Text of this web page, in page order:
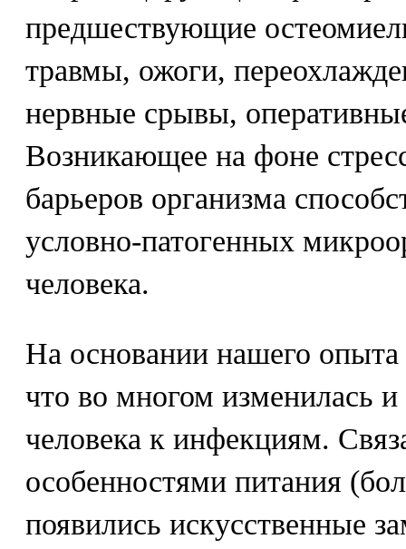
предшествующие
травмы, ожоги,
нервные срывы,
Возникающее на фоне
барьеров организма
условно-патогенных
человека.
На основании нашего опыта
что во многом изменилась
человека к инфекциям.
особенностями питания
появились искусственные